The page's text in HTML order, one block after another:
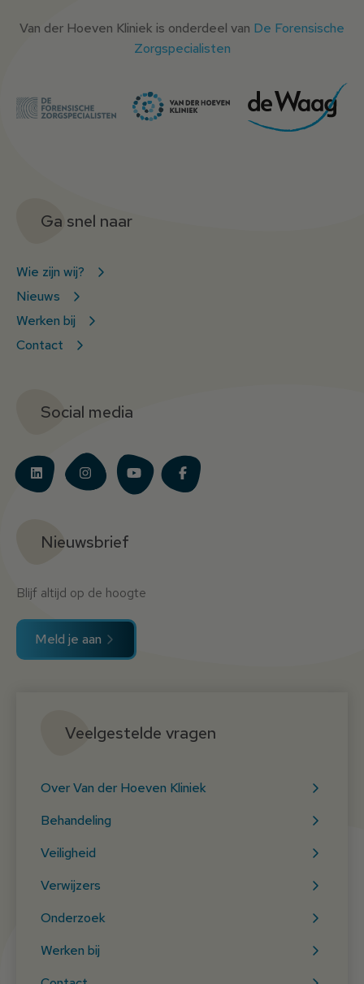
Van der Hoeven Kliniek is onderdeel van De Forensische
Zorgspecialisten
Ga snel naar
Wie zijn wij?
Nieuws
Werken bij
Contact
Social media
Nieuwsbrief
Blijf altijd op de hoogte
Meld je aan
Veelgestelde vragen
Over Van der Hoeven Kliniek
Behandeling
Veiligheid
Verwijzers
Onderzoek
Werken bij